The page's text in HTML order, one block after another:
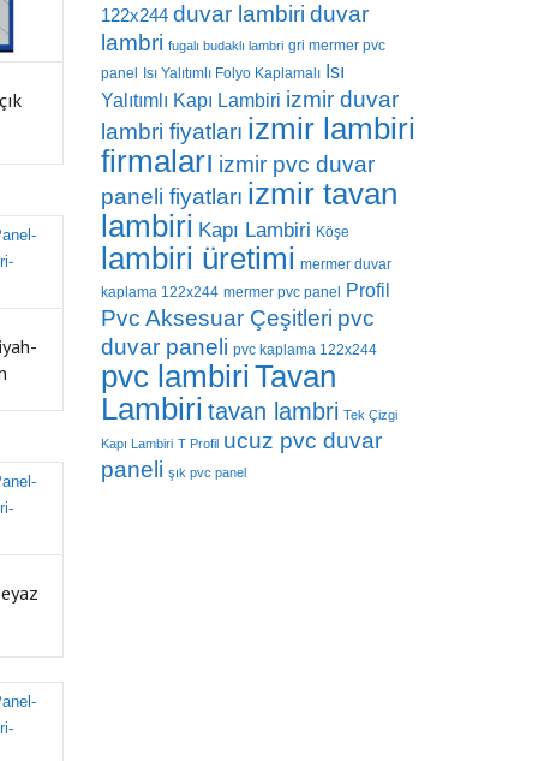
122x244 duvar lambiri duvar
lambri fugalı budaklı lambri gri mermer pvc
panel
Isı Yalıtımlı Folyo Kaplamalı
Isı
Yalıtımlı Kapı Lambiri izmir duvar
lambri fiyatları izmir lambiri
firmaları izmir pvc duvar
paneli fiyatları izmir tavan
lambiri Kapı Lambiri Köşe
lambiri üretimi mermer duvar
kaplama 122x244 mermer pvc panel Profil
Pvc Aksesuar Çeşitleri pvc
duvar paneli pvc kaplama 122x244
pvc lambiri Tavan
Lambiri tavan lambri Tek Çizgi
Kapı Lambiri T Profil ucuz pvc duvar
paneli şık pvc panel